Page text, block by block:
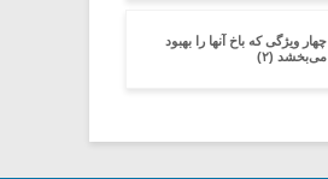
چهار ویژگی که باخ آنها را بهبود
می‌بخشد (۲)